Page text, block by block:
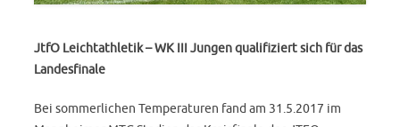
JtfO Leichtathletik – WK III Jungen qualifiziert sich für das
Landesfinale
Bei sommerlichen Temperaturen fand am 31.5.2017 im